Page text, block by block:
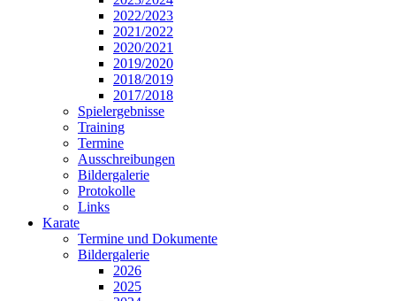
2022/2023
2021/2022
2020/2021
2019/2020
2018/2019
2017/2018
Spielergebnisse
Training
Termine
Ausschreibungen
Bildergalerie
Protokolle
Links
Karate
Termine und Dokumente
Bildergalerie
2026
2025